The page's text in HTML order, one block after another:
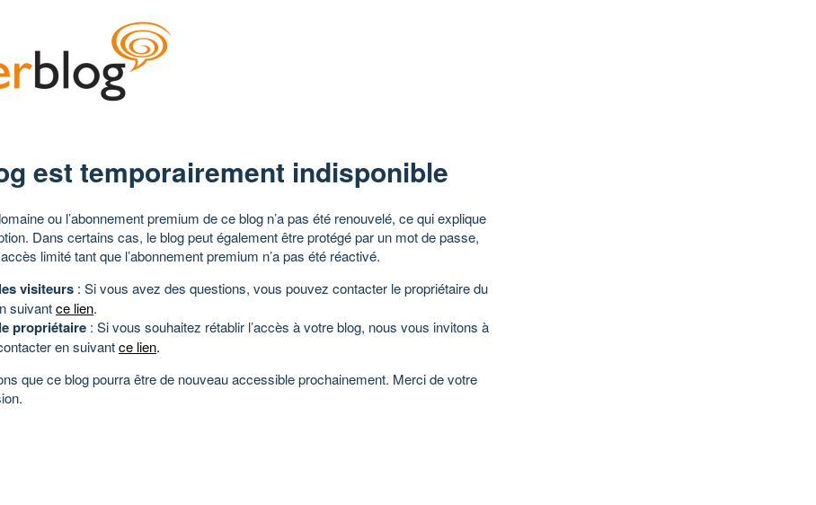
est temporairement indisponible
ou l’abonnement premium de ce blog n’a pas été renouvelé, ce qui explique
Dans certains cas, le blog peut également être protégé par un mot de passe,
limité tant que l’abonnement premium n’a pas été réactivé.
visiteurs : Si vous avez des questions, vous pouvez contacter le propriétaire du
suivantce lien.
propriétaire : Si vous souhaitez rétablir l’accès à votre blog, nous vous invitons à
en suivantce lien.
que ce blog pourra être de nouveau accessible prochainement. Merci de votre